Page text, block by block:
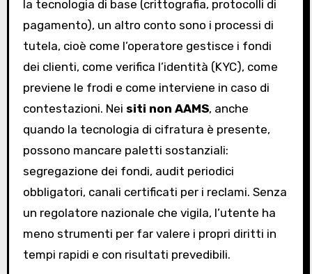
la tecnologia di base (crittografia, protocolli di
pagamento), un altro conto sono i processi di
tutela, cioè come l’operatore gestisce i fondi
dei clienti, come verifica l’identità (KYC), come
previene le frodi e come interviene in caso di
contestazioni. Nei siti non AAMS, anche
quando la tecnologia di cifratura è presente,
possono mancare paletti sostanziali:
segregazione dei fondi, audit periodici
obbligatori, canali certificati per i reclami. Senza
un regolatore nazionale che vigila, l’utente ha
meno strumenti per far valere i propri diritti in
tempi rapidi e con risultati prevedibili.